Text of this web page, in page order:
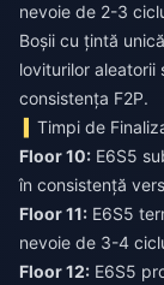
nevoie de 2-3
Boșii cu țintă
loviturilor aleatorii
consistența F2P.
Timpi de
Floor 10: E6S5
în consistență
Floor 11: E6S5
nevoie de 3-4
Floor 12: E6S5